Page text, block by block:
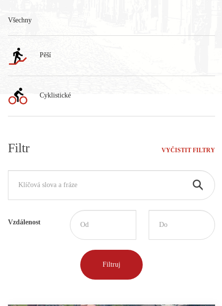
Všechny
Pěší
Cyklistické
Filtr VYČISTIT FILTRY
Vzdálenost